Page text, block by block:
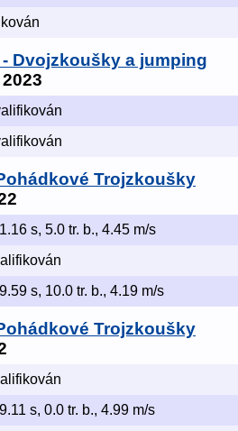
Dvojzkoušky a jumping
Trojzkoušky
s, 5.0 tr. b., 4.45 m/s
s, 10.0 tr. b., 4.19 m/s
Trojzkoušky
s, 0.0 tr. b., 4.99 m/s